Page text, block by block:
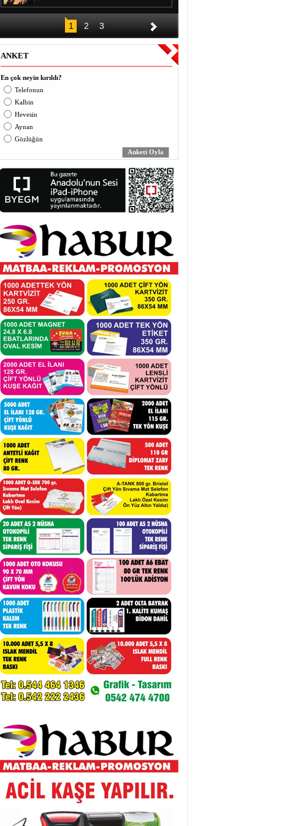
DÜĞÜNÜN ALKIŞI BİR GECE,
BORCU KAÇ YIL?
Halil EL
Vermek (Mahbo) ve Almak
(Masbo): Anlayış ve Bilinç
Mahabat İskenderoğlu
TAVUKLAR İŞLERİNİ İHMAL
EDİNCE
Mecit Akgül
1 2 3
ANKET
En çok neyin kırıldı?
Telefonun
Kalbin
Hevesin
Aynan
Gözlüğün